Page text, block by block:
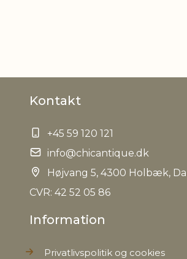
Kontakt
+45 59 120 121
info@chicantique.dk
Højvang 5, 4300 Holbæk,
CVR: 42 52 05 86
Information
Privatlivspolitik og cookies